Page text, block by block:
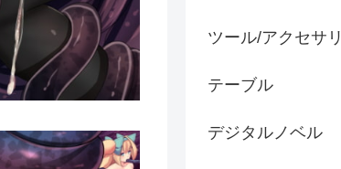
ツール/アクセサリ
テーブル
デジタルノベル